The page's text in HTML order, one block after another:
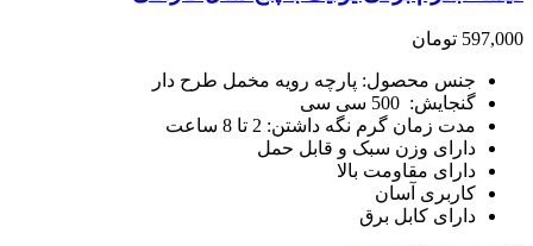
597,000 تومان
جنس محصول: پارچه رویه مخمل طرح دار
گنجایش: 500 سی سی
مدت زمان گرم نگه داشتن: 2 تا 8 ساعت
دارای وزن سبک و قابل حمل
دارای مقاومت بالا
کاربری آسان
دارای کابل برق